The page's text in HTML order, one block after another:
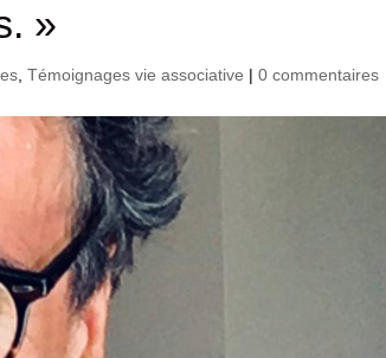
»
,Témoignages vie associative |0 commentaires